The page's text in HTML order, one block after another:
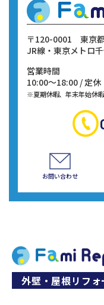
〒120-0001 東京
JR線・東京メトロ
営業時間
10:00～18:00 / 定休
※夏期休暇、年末年始休
お問い合わせ
外壁・屋根リフォ